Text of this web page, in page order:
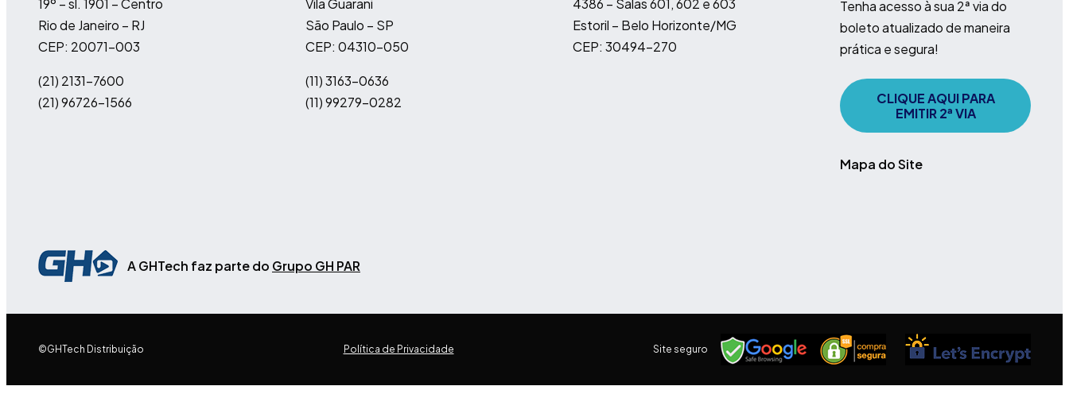
19º – sl. 1901 – Centro
Rio de Janeiro – RJ
CEP: 20071-003
(21) 2131-7600
(21) 96726-1566
Vila Guarani
São Paulo – SP
CEP: 04310-050
(11)3163-0636
(11)99279-0282
4386 – Salas 601, 602 e 603
Estoril – Belo Horizonte/MG
CEP: 30494-270
Tenha acesso à sua 2ª via do
boleto atualizado de maneira
prática e segura!
CLIQUE AQUI PARA
EMITIR 2ª VIA
Mapa do Site
A GHTech faz parte do Grupo GH PAR
©GHTech Distribuição Política de Privacidade Site seguro